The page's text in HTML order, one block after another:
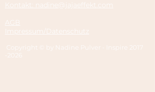
Kontakt: nadine@jajaeffekt.com
AGB
Impressum/Datenschutz
Copyright © by Nadine Pulver - Inspire
2017
-2026